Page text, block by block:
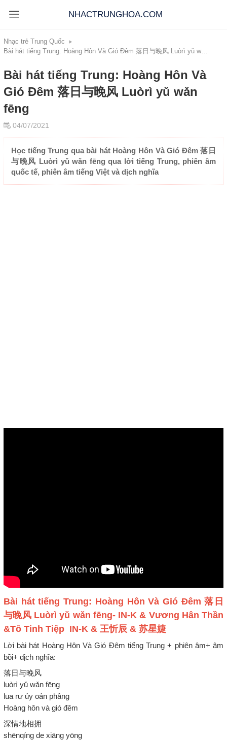
NHACTRUNGHOA.COM
Nhạc trẻ Trung Quốc
Bài hát tiếng Trung: Hoàng Hôn Và Gió Đêm 落日与晚风 Luòrì yǔ wǎn fēng
Bài hát tiếng Trung: Hoàng Hôn Và
Gió Đêm 落日与晚风 Luòrì yǔ wǎn
fēng
04/07/2021
Học tiếng Trung qua bài hát Hoàng Hôn Và Gió Đêm 落日
与晚风 Luòrì yǔ wǎn fēng qua lời tiếng Trung, phiên âm
quốc tế, phiên âm tiếng Việt và dịch nghĩa
Bài hát tiếng Trung: Hoàng Hôn Và Gió Đêm 落日
与晚风 Luòrì yǔ wǎn fēng- IN-K & Vương Hân Thần
&Tô Tinh Tiệp IN-K & 王忻辰 & 苏星婕
Lời bài hát Hoàng Hôn Và Gió Đêm tiếng Trung + phiên âm+ âm
bồi+ dịch nghĩa:
落日与晚风
luòrì yǔ wǎn fēng
lua rư ủy oản phâng
Hoàng hôn và gió đêm
深情地相拥
shēnqíng de xiāng yōng